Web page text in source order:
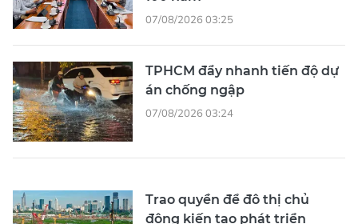
07/08/2026 03:25
TPHCM đẩy nhanh tiến độ dự
án chống ngập
07/08/2026 03:24
Trao quyền để đô thị chủ
động kiến tạo phát triển